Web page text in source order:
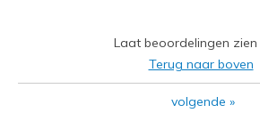
Beste toepassingen
Casual Wear
Laat beoordelingen zien
Terug naar boven
volgende »